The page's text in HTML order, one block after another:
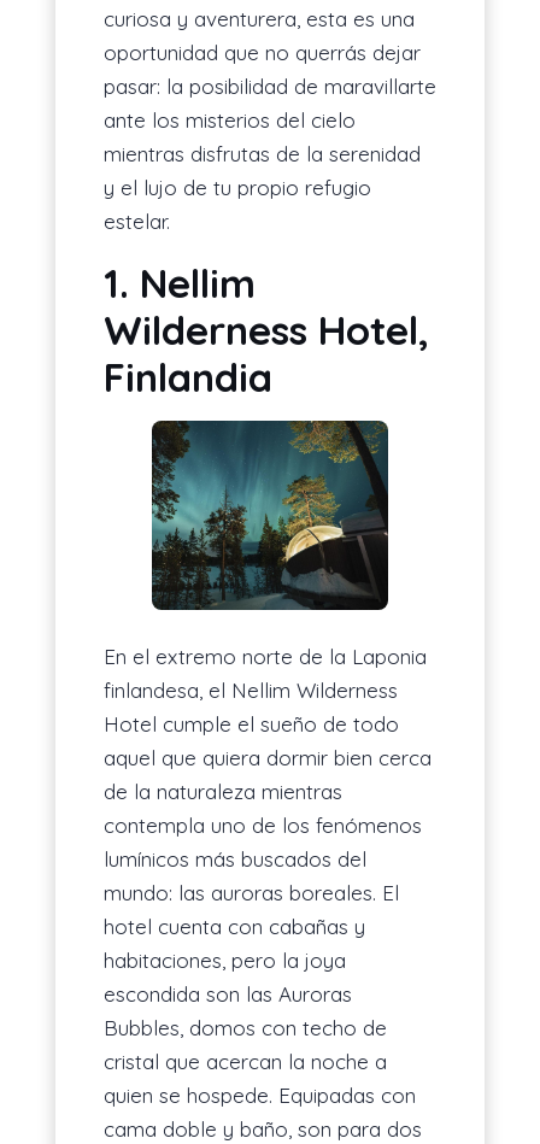
curiosa y aventurera, esta es una
oportunidad que no querrás dejar
pasar: la posibilidad de maravillarte
ante los misterios del cielo
mientras disfrutas de la serenidad
y el lujo de tu propio refugio
estelar.
1. Nellim
Wilderness Hotel,
Finlandia
En el extremo norte de la Laponia
finlandesa, el Nellim Wilderness
Hotel cumple el sueño de todo
aquel que quiera dormir bien cerca
de la naturaleza mientras
contempla uno de los fenómenos
lumínicos más buscados del
mundo: las auroras boreales. El
hotel cuenta con cabañas y
habitaciones, pero la joya
escondida son las Auroras
Bubbles, domos con techo de
cristal que acercan la noche a
quien se hospede. Equipadas con
cama doble y baño, son para dos